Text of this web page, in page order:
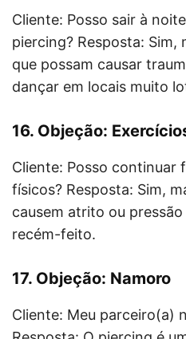
Cliente: Posso sair à
piercing? Resposta: Sim,
que possam causar
dançar em locais muito
16. Objeção:
Cliente: Posso continuar
físicos? Resposta: Sim,
causem atrito ou
recém-feito.
17. Objeção: Namoro
Cliente: Meu parceiro(a)